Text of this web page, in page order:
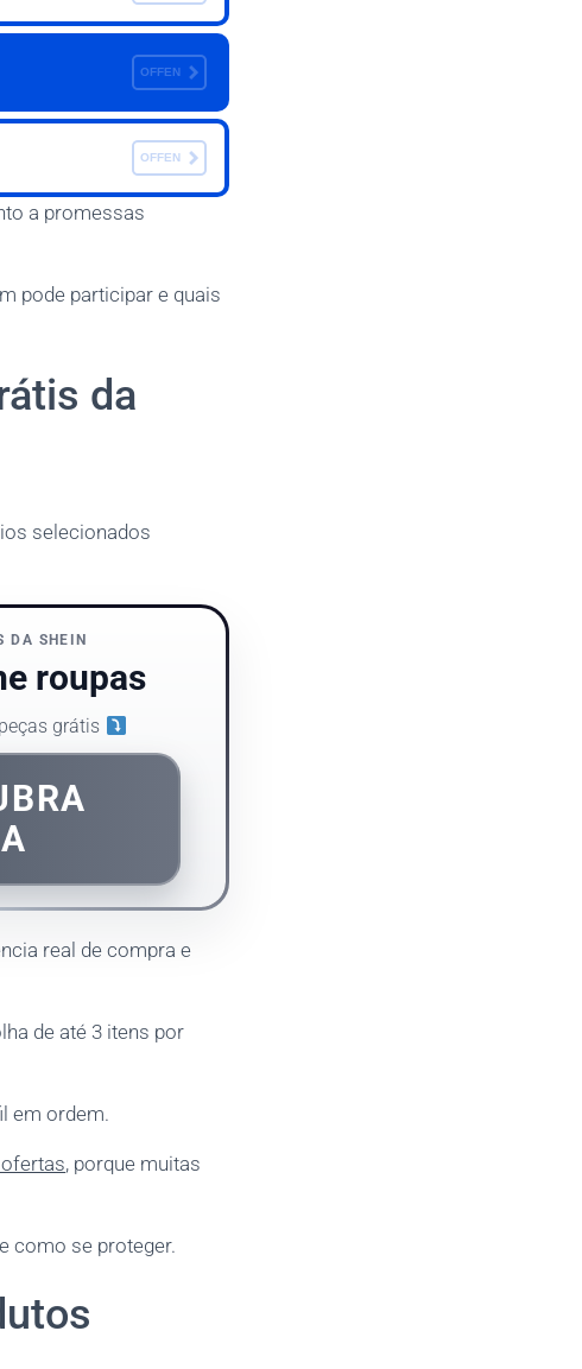
OFFEN
OFFEN
a promessas
pode participar e quais
da
selecionados
DA SHEIN
roupas
grátis
real de compra e
de até 3 itens por
em ordem.
, porque muitas
como se proteger.